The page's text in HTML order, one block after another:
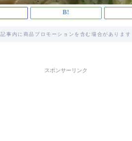
記事内に商品プロモーションを含む場合があります
スポンサーリンク